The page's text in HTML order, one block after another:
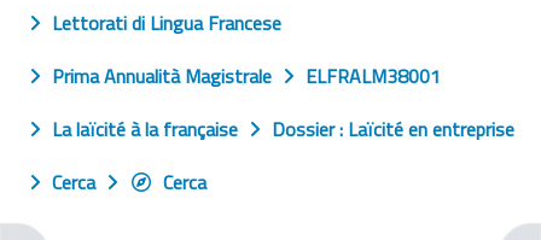
Lettorati di Lingua Francese
Prima Annualità Magistrale
ELFRALM38001
La laïcité à la française
Dossier : Laïcité en entreprise
Cerca
Cerca